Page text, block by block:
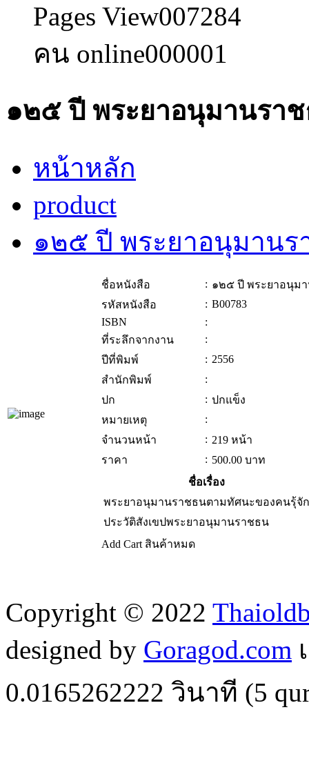
Pages View007284
คน online000001
๑๒๕ ปี พระยาอนุมานรา
หน้าหลัก
product
๑๒๕ ปี พระยาอนุมานร
ชื่อหนังสือ : ๑๒๕ ปี พระยาอนุม
รหัสหนังสือ
: B00783
ISBN
:
ที่ระลึกจากงาน
:
ปีที่พิมพ์
: 2556
สำนักพิมพ์
:
ปก
: ปกแข็ง
หมายเหตุ
:
จำนวนหน้า
: 219 หน้า
ราคา
: 500.00 บาท
ชื่อเรื่อง
พระยาอนุมานราชธนตามทัศนะของคนรุ้จัก
ประวัติสังเขปพระยาอนุมานราชธน
Add Cart สินค้าหมด
Copyright © 2022
designed by Goragod.com
0.0165262222 วินาที (5